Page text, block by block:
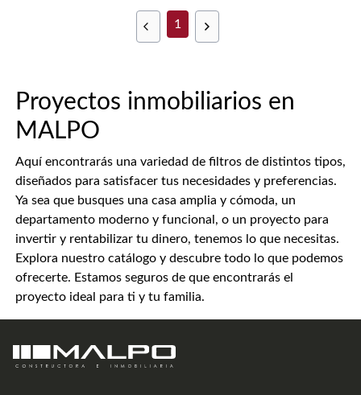
1
Proyectos inmobiliarios en
MALPO
Aquí encontrarás una variedad de filtros de distintos tipos,
diseñados para satisfacer tus necesidades y preferencias.
Ya sea que busques una casa amplia y cómoda, un
departamento moderno y funcional, o un proyecto para
invertir y rentabilizar tu dinero, tenemos lo que necesitas.
Explora nuestro catálogo y descubre todo lo que podemos
ofrecerte. Estamos seguros de que encontrarás el
proyecto ideal para ti y tu familia.